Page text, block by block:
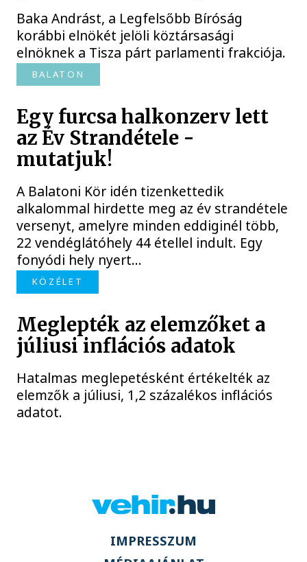
Baka Andrást, a Legfelsőbb Bíróság
korábbi elnökét jelöli köztársasági
elnöknek a Tisza párt parlamenti frakciója.
BALATON
Egy furcsa halkonzerv lett
az Év Strandétele -
mutatjuk!
A Balatoni Kör idén tizenkettedik
alkalommal hirdette meg az év strandétele
versenyt, amelyre minden eddiginél több,
22 vendéglátóhely 44 étellel indult. Egy
fonyódi hely nyert...
KÖZÉLET
Meglepték az elemzőket a
júliusi inflációs adatok
Hatalmas meglepetésként értékelték az
elemzők a júliusi, 1,2 százalékos inflációs
adatot.
IMPRESSZUM